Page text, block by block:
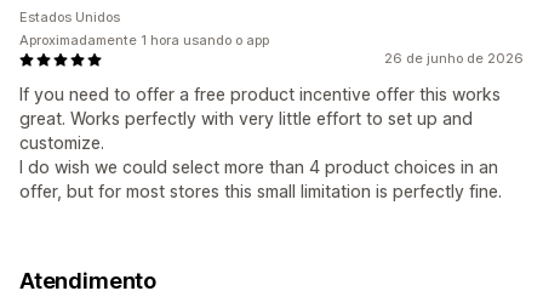
26 de junho de 2026
If you need to offer a free product incentive offer this works
great. Works perfectly with very little effort to set up and
customize.
I do wish we could select more than 4 product choices in an
offer, but for most stores this small limitation is perfectly fine.
Estados Unidos
Aproximadamente 1 hora usando o app
Atendimento